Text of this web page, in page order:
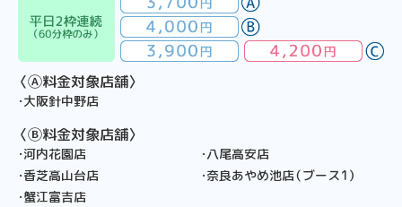
〈Ⓐ料金対象店舗〉
・大阪針中野店
〈Ⓑ料金対象店舗〉
・河内花園店
・八尾高安店
・香芝高山台店
・奈良あやめ池店（ブース1）
・蟹江富吉店